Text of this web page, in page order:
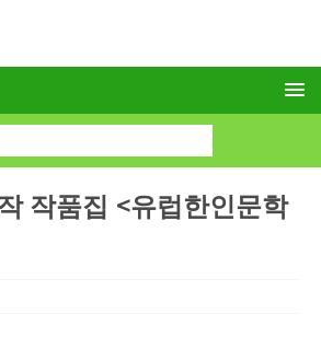
작품집 <유럽한인문학